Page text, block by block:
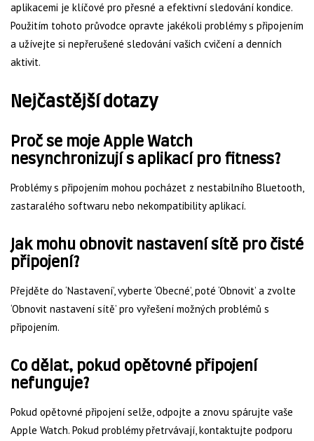
aplikacemi je klíčové pro přesné a efektivní sledování kondice.
Použitím tohoto průvodce opravte jakékoli problémy s připojením
a užívejte si nepřerušené sledování vašich cvičení a denních
aktivit.
Nejčastější dotazy
Proč se moje Apple Watch
nesynchronizují s aplikací pro fitness?
Problémy s připojením mohou pocházet z nestabilního Bluetooth,
zastaralého softwaru nebo nekompatibility aplikací.
Jak mohu obnovit nastavení sítě pro čisté
připojení?
Přejděte do ‘Nastavení’, vyberte ‘Obecné’, poté ‘Obnovit’ a zvolte
‘Obnovit nastavení sítě’ pro vyřešení možných problémů s
připojením.
Co dělat, pokud opětovné připojení
nefunguje?
Pokud opětovné připojení selže, odpojte a znovu spárujte vaše
Apple Watch. Pokud problémy přetrvávají, kontaktujte podporu